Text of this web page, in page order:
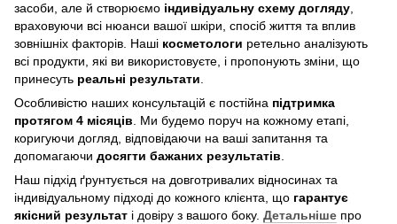
засоби, але й створюємо індивідуальну схему догляду,
враховуючи всі нюанси вашої шкіри, спосіб життя та вплив
зовнішніх факторів. Наші косметологи ретельно аналізують
всі продукти, які ви використовуєте, і пропонують зміни, що
принесуть реальні результати.
Особливістю наших консультацій є постійна підтримка
протягом 4 місяців. Ми будемо поруч на кожному етапі,
коригуючи догляд, відповідаючи на ваші запитання та
допомагаючи досягти бажаних результатів.
Наш підхід ґрунтується на довготривалих відносинах та
індивідуальному підході до кожного клієнта, що гарантує
якісний результат і довіру з вашого боку. Детальніше про